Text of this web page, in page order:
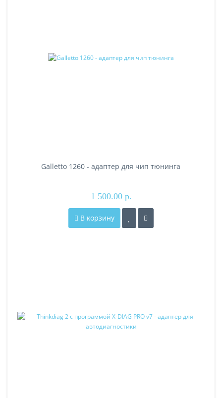
Galletto 1260 - адаптер для чип тюнинга
1 500.00 р.
В корзину